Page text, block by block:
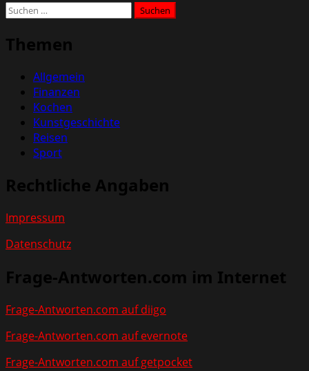
Suchen
Themen
Allgemein
Finanzen
Kochen
Kunstgeschichte
Reisen
Sport
Rechtliche Angaben
Impressum
Datenschutz
Frage-Antworten.com im Internet
Frage-Antworten.com auf diigo
Frage-Antworten.com auf evernote
Frage-Antworten.com auf getpocket